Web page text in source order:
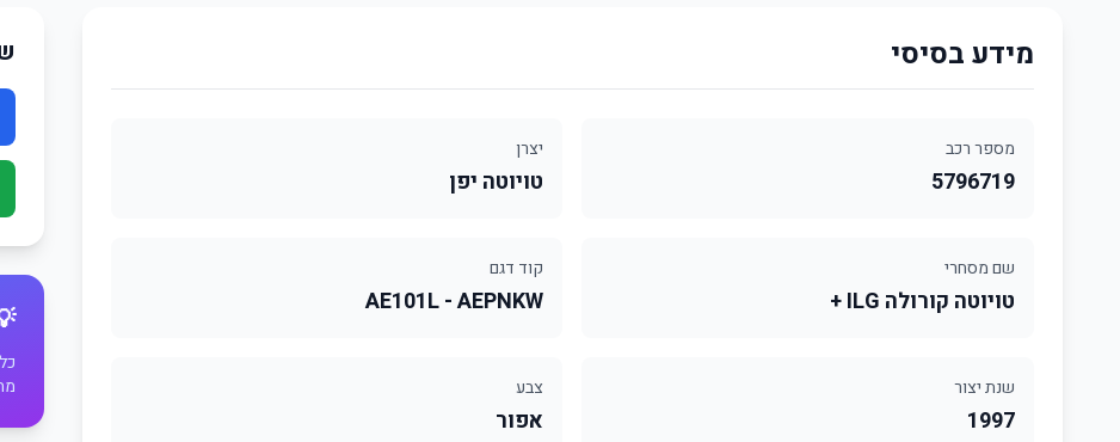
מידע בסיסי
מספר רכב
5796719
יצרן
טויוטה יפן
שם מסחרי
טויוטה קורולה ILG +
קוד דגם
AE101L - AEPNKW
שנת יצור
1997
צבע
אפור